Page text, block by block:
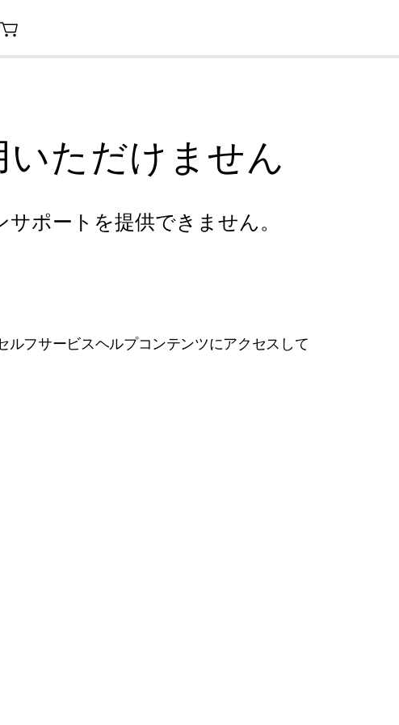
ただけません
ポートを提供できません。
フサービスヘルプコンテンツにアクセスして